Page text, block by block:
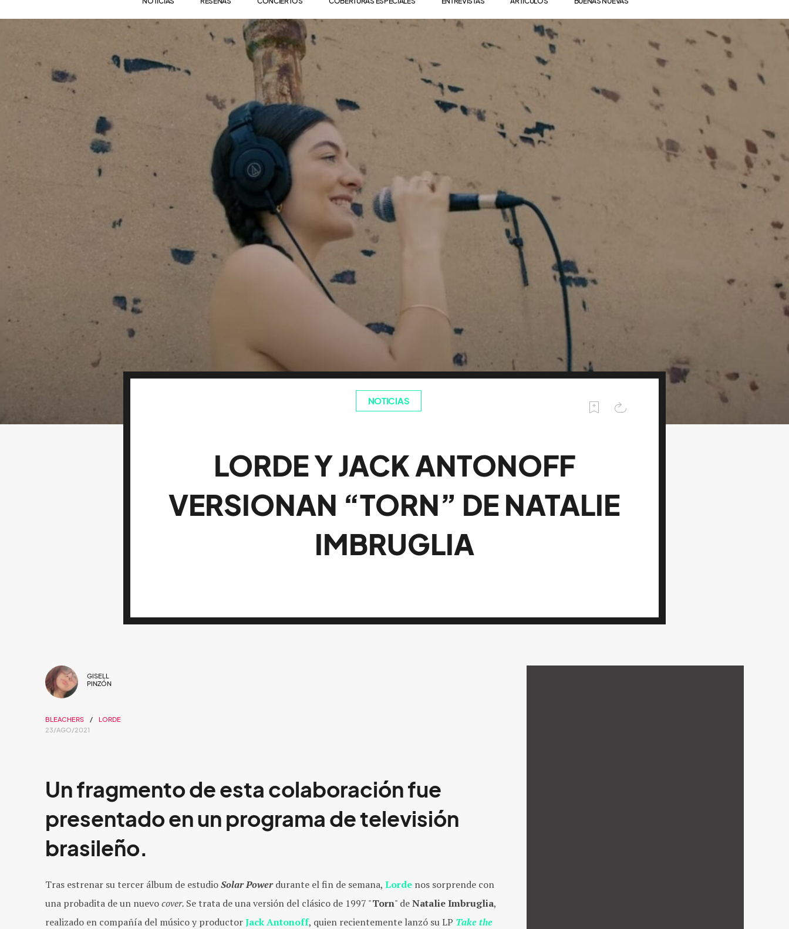
NOTICIAS
LORDE Y JACK ANTONOFF
VERSIONAN “TORN” DE NATALIE
IMBRUGLIA
GISELL
PINZÓN
BLEACHERS
LORDE
23/AGO/2021
Un fragmento de esta colaboración fue
presentado en un programa de televisión
brasileño.
Tras estrenar su tercer álbum de estudioSolar Powerdurante el fin de semana, Lorde nos sorprende con
una probadita de un nuevocover. Se trata de una versión del clásico de 1997 "Torn" deNatalie Imbruglia,
realizado en compañía del músico y productorJack Antonoff, quien recientemente lanzó su LP Take the